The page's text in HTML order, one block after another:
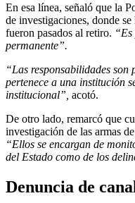
En esa línea, señaló que la
de investigaciones, donde
fueron pasados al retiro.
permanente”.
“Las responsabilidades son
pertenece a una institución
institucional”, acotó.
De otro lado, remarcó que
investigación de las armas
“Ellos se encargan de
del Estado como de los
Denuncia de